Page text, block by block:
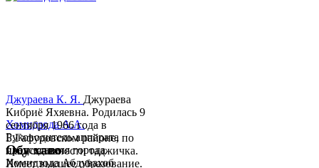
Хомидзода А.А.
Руководитель аппарата
председателя города
Хомидзода Абдувахоб
Джураева К. Я. Джураева
Кибриё Яхяевна. Родилась 9
сентября 1966 года в
Б.Гафуровском районе, по
национальности таджичка.
Имеет высшее образование.
Обу хаво